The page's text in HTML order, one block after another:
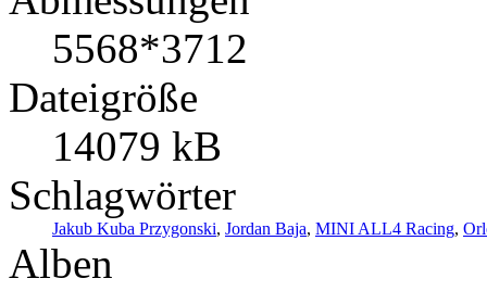
5568*3712
Dateigröße
14079 kB
Schlagwörter
Jakub Kuba Przygonski, Jordan Baja, MINI ALL4 Racing,
Alben